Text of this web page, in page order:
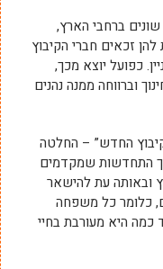
שונים ברחבי הארץ,
זכאים חברי הקיבוץ
כפועל יוצא מכך,
וברווחה ממנה נהנים
החדש” – החלטה
התחדשות שמקדמים
ובאותה עת להישאר
כלומר כל משפחה
כמה היא מעורבת בחיי